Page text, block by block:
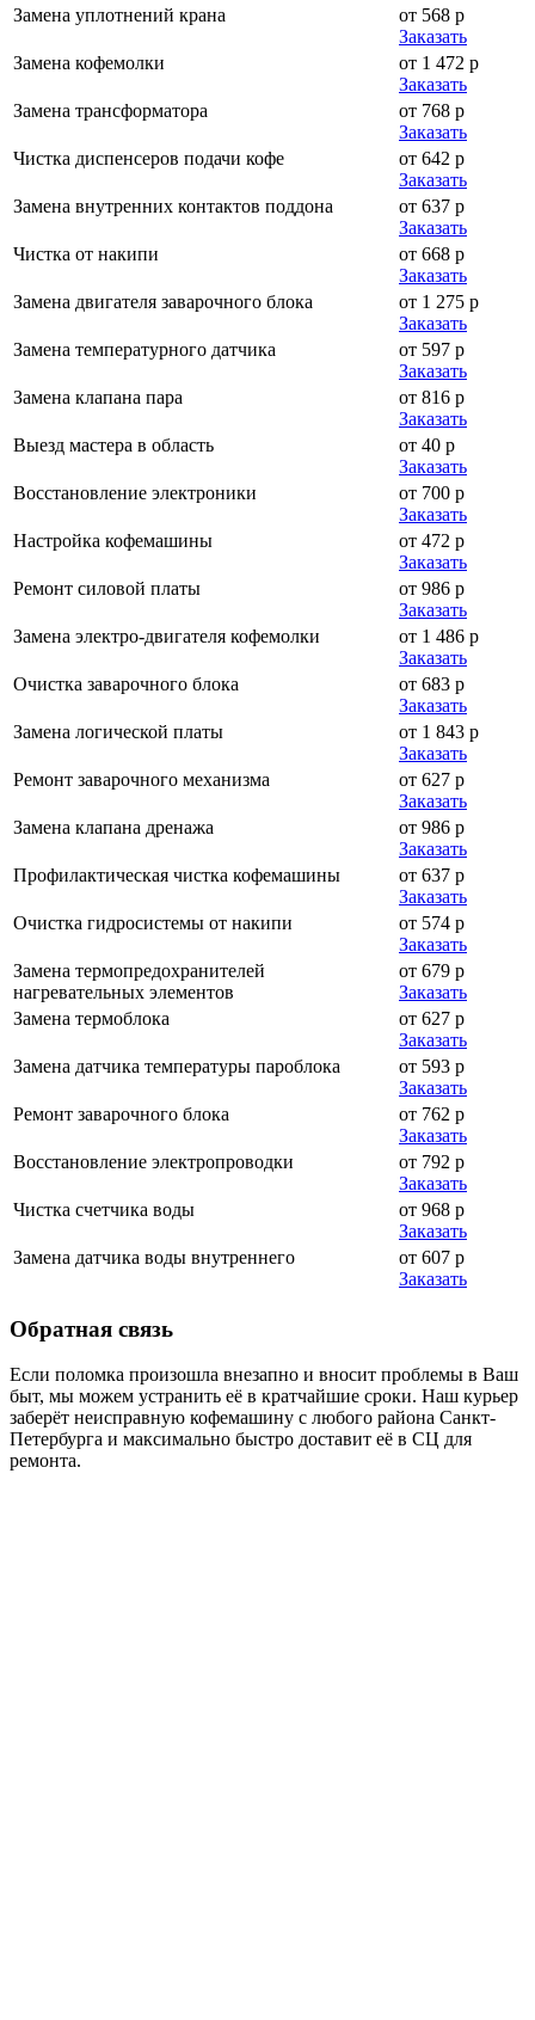
Замена уплотнений крана
от 568 р
Заказать
Замена кофемолки
от 1 472 р
Заказать
Замена трансформатора
от 768 р
Заказать
Чистка диспенсеров подачи кофе
от 642 р
Заказать
Замена внутренних контактов поддона
от 637 р
Заказать
Чистка от накипи
от 668 р
Заказать
Замена двигателя заварочного блока
от 1 275 р
Заказать
Замена температурного датчика
от 597 р
Заказать
Замена клапана пара
от 816 р
Заказать
Выезд мастера в область
от 40 р
Заказать
Восстановление электроники
от 700 р
Заказать
Настройка кофемашины
от 472 р
Заказать
Ремонт силовой платы
от 986 р
Заказать
Замена электро-двигателя кофемолки
от 1 486 р
Заказать
Очистка заварочного блока
от 683 р
Заказать
Замена логической платы
от 1 843 р
Заказать
Ремонт заварочного механизма
от 627 р
Заказать
Замена клапана дренажа
от 986 р
Заказать
Профилактическая чистка кофемашины
от 637 р
Заказать
Очистка гидросистемы от накипи
от 574 р
Заказать
Замена термопредохранителей
нагревательных элементов
от 679 р
Заказать
Замена термоблока
от 627 р
Заказать
Замена датчика температуры пароблока
от 593 р
Заказать
Ремонт заварочного блока
от 762 р
Заказать
Восстановление электропроводки
от 792 р
Заказать
Чистка счетчика воды
от 968 р
Заказать
Замена датчика воды внутреннего
от 607 р
Заказать
Обратная связь
Если поломка произошла внезапно и вносит проблемы в Ваш
быт, мы можем устранить её в кратчайшие сроки. Наш курьер
заберёт неисправную кофемашину с любого района Санкт-
Петербурга и максимально быстро доставит её в СЦ для
ремонта.